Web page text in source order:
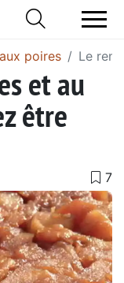
poires Le
et au
être